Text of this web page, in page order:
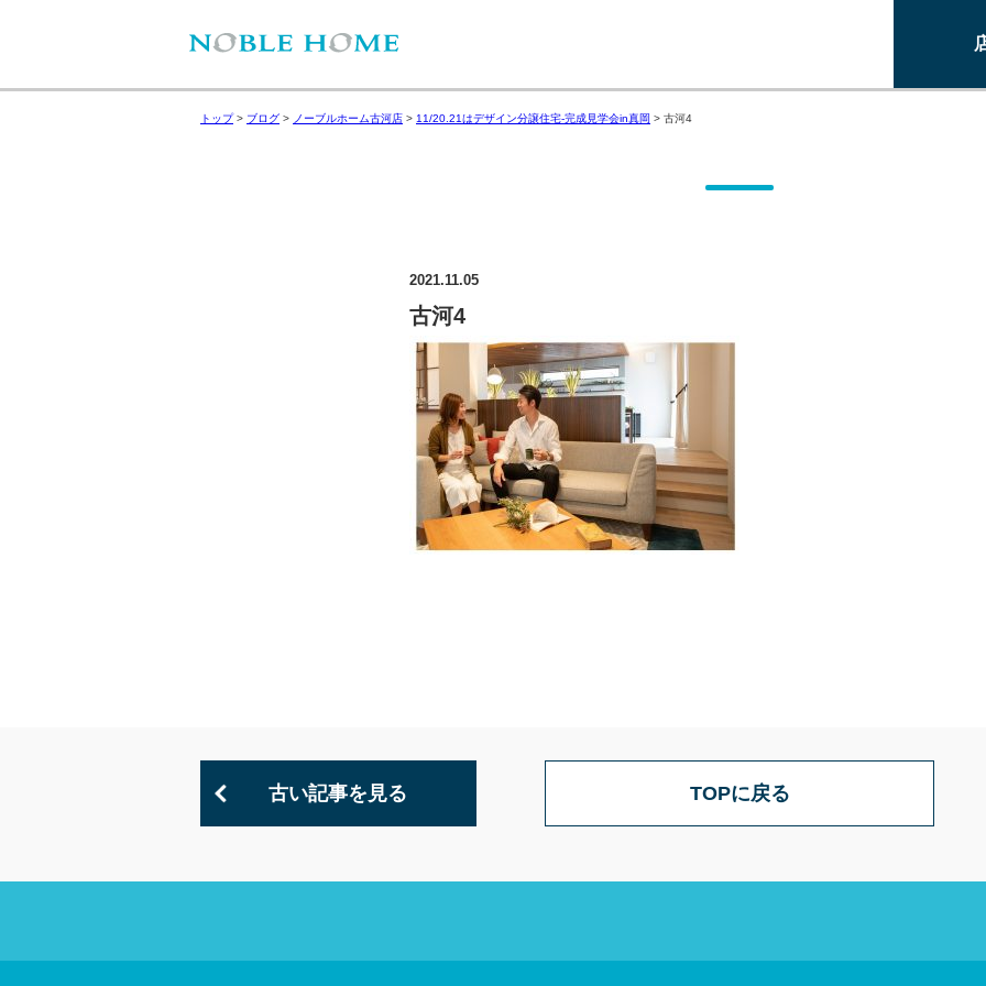
トップ> ブログ > ノーブルホーム古河店 > 11/20.21はデザイン分譲住宅-完成見学会in真岡 > 古河4
2021.11.05
古河4
古い記事を見る TOPに戻る